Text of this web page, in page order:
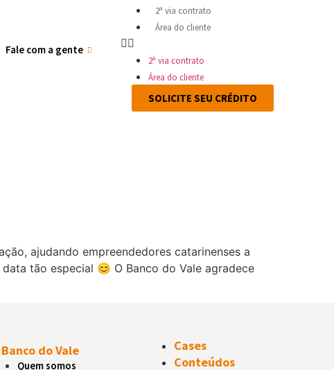
Fale com a gente
2ª via contrato
Área do cliente
2ª via contrato
Área do cliente
SOLICITE SEU CRÉDITO
ajudando empreendedores catarinenses a
tão especial 😊 O Banco do Vale agradece
do Vale
Quem somos
Cases
Conteúdos